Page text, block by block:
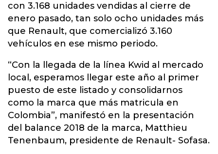
con 3.168 unidades vendidas al cierre de
enero pasado, tan solo ocho unidades más
que Renault, que comercializó 3.160
vehículos en ese mismo periodo.
“Con la llegada de la línea Kwid al mercado
local, esperamos llegar este año al primer
puesto de este listado y consolidarnos
como la marca que más matricula en
Colombia”, manifestó en la presentación
del balance 2018 de la marca, Matthieu
Tenenbaum, presidente de Renault- Sofasa.